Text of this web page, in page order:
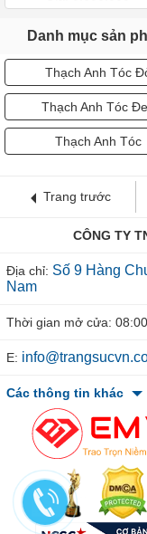
Danh mục sản
Thạch Anh Tóc
Thạch Anh Tóc
Thạch Anh Tóc
Trang trước
CÔNG TY
Địa chỉ: Số 9 Hàng
Nam
Thời gian mở cửa:
E:
Các thông tin khác